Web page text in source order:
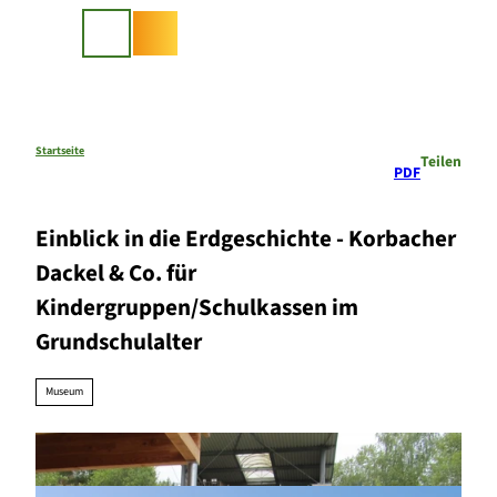
Startseite
PDF
Teilen
Einblick in die Erdgeschichte - Korbacher
Dackel & Co. für
Kindergruppen/Schulkassen im
Grundschulalter
Museum